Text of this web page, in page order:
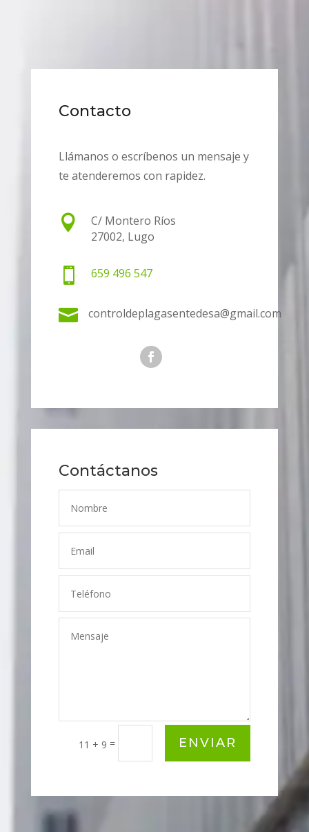
Contacto
Llámanos o escríbenos un mensaje y
te atenderemos con rapidez.

C/ Montero Ríos
27002, Lugo
 659 496 547
 controldeplagasentedesa@gmail.com
Contáctanos
11 + 9 = ENVIAR